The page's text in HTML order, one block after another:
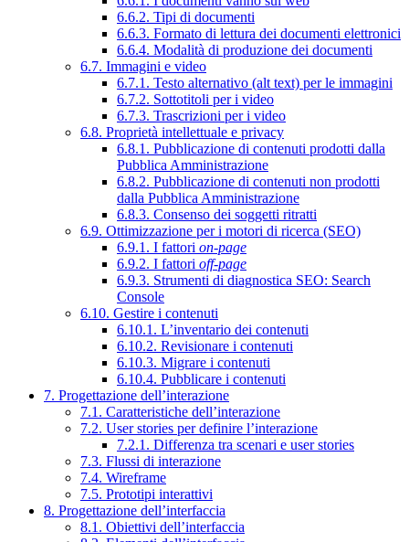
6.6.2. Tipi di documenti
6.6.3. Formato di lettura dei documenti elettronici
6.6.4. Modalità di produzione dei documenti
6.7. Immagini e video
6.7.1. Testo alternativo (alt text) per le immagini
6.7.2. Sottotitoli per i video
6.7.3. Trascrizioni per i video
6.8. Proprietà intellettuale e privacy
6.8.1. Pubblicazione di contenuti prodotti dalla
Pubblica Amministrazione
6.8.2. Pubblicazione di contenuti non prodotti
dalla Pubblica Amministrazione
6.8.3. Consenso dei soggetti ritratti
6.9. Ottimizzazione per i motori di ricerca (SEO)
6.9.1. I fattori on-page
6.9.2. I fattori off-page
6.9.3. Strumenti di diagnostica SEO: Search
Console
6.10. Gestire i contenuti
6.10.1. L’inventario dei contenuti
6.10.2. Revisionare i contenuti
6.10.3. Migrare i contenuti
6.10.4. Pubblicare i contenuti
7. Progettazione dell’interazione
7.1. Caratteristiche dell’interazione
7.2. User stories per definire l’interazione
7.2.1. Differenza tra scenari e user stories
7.3. Flussi di interazione
7.4. Wireframe
7.5. Prototipi interattivi
8. Progettazione dell’interfaccia
8.1. Obiettivi dell’interfaccia